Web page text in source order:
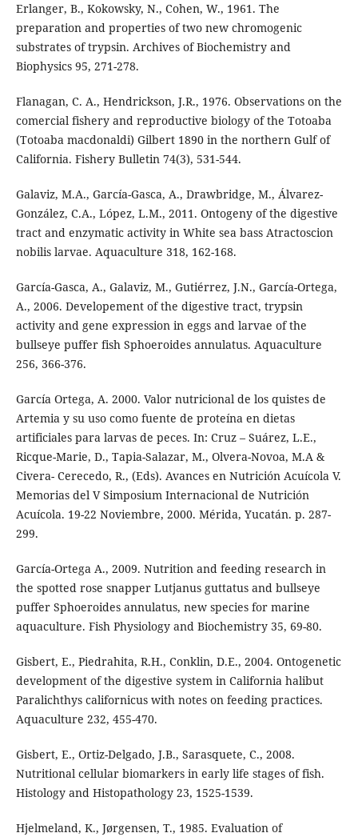
Erlanger, B., Kokowsky, N., Cohen, W., 1961. The
preparation and properties of two new chromogenic
substrates of trypsin. Archives of Biochemistry and
Biophysics 95, 271-278.
Flanagan, C. A., Hendrickson, J.R., 1976. Observations on the
comercial fishery and reproductive biology of the Totoaba
(Totoaba macdonaldi) Gilbert 1890 in the northern Gulf of
California. Fishery Bulletin 74(3), 531-544.
Galaviz, M.A., García-Gasca, A., Drawbridge, M., Álvarez-
González, C.A., López, L.M., 2011. Ontogeny of the digestive
tract and enzymatic activity in White sea bass Atractoscion
nobilis larvae. Aquaculture 318, 162-168.
García-Gasca, A., Galaviz, M., Gutiérrez, J.N., García-Ortega,
A., 2006. Developement of the digestive tract, trypsin
activity and gene expression in eggs and larvae of the
bullseye puffer fish Sphoeroides annulatus. Aquaculture
256, 366-376.
García Ortega, A. 2000. Valor nutricional de los quistes de
Artemia y su uso como fuente de proteína en dietas
artificiales para larvas de peces. In: Cruz – Suárez, L.E.,
Ricque-Marie, D., Tapia-Salazar, M., Olvera-Novoa, M.A &
Civera- Cerecedo, R., (Eds). Avances en Nutrición Acuícola V.
Memorias del V Simposium Internacional de Nutrición
Acuícola. 19-22 Noviembre, 2000. Mérida, Yucatán. p. 287-
299.
García-Ortega A., 2009. Nutrition and feeding research in
the spotted rose snapper Lutjanus guttatus and bullseye
puffer Sphoeroides annulatus, new species for marine
aquaculture. Fish Physiology and Biochemistry 35, 69-80.
Gisbert, E., Piedrahita, R.H., Conklin, D.E., 2004. Ontogenetic
development of the digestive system in California halibut
Paralichthys californicus with notes on feeding practices.
Aquaculture 232, 455-470.
Gisbert, E., Ortiz-Delgado, J.B., Sarasquete, C., 2008.
Nutritional cellular biomarkers in early life stages of fish.
Histology and Histopathology 23, 1525-1539.
Hjelmeland, K., Jørgensen, T., 1985. Evaluation of